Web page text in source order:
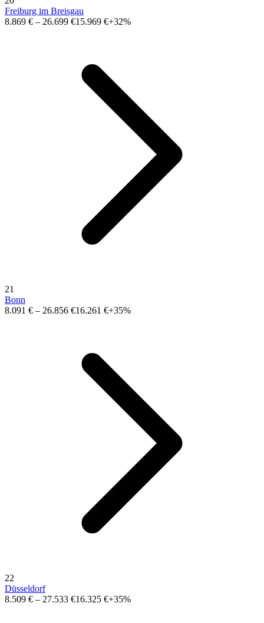
Freiburg im Breisgau
8.869 € – 26.699 €15.969 €+32%
21
Bonn
8.091 € – 26.856 €16.261 €+35%
22
Düsseldorf
8.509 € – 27.533 €16.325 €+35%